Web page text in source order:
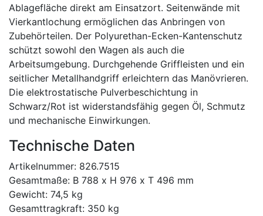
Ablagefläche direkt am Einsatzort. Seitenwände mit
Vierkantlochung ermöglichen das Anbringen von
Zubehörteilen. Der Polyurethan-Ecken-Kantenschutz
schützt sowohl den Wagen als auch die
Arbeitsumgebung. Durchgehende Griffleisten und ein
seitlicher Metallhandgriff erleichtern das Manövrieren.
Die elektrostatische Pulverbeschichtung in
Schwarz/Rot ist widerstandsfähig gegen Öl, Schmutz
und mechanische Einwirkungen.
Technische Daten
Artikelnummer: 826.7515
Gesamtmaße: B 788 x H 976 x T 496 mm
Gewicht: 74,5 kg
Gesamttragkraft: 350 kg